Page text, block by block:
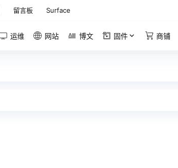
留言板 Surface
运维 网站 博文 固件 商铺